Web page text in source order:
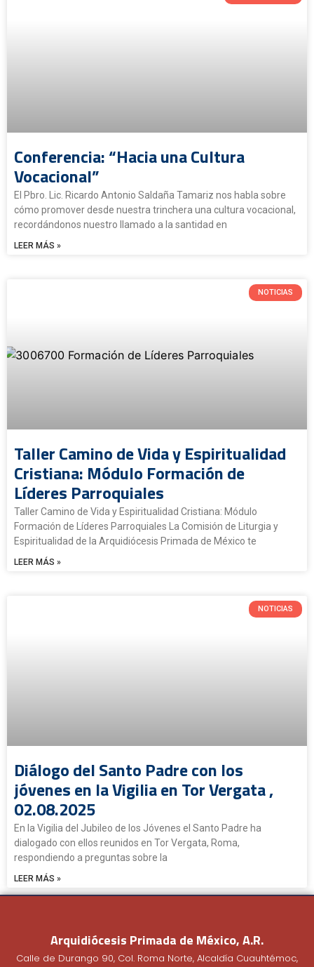
Conferencia: “Hacia una Cultura
Vocacional”
El Pbro. Lic. Ricardo Antonio Saldaña Tamariz nos habla sobre
cómo promover desde nuestra trinchera una cultura vocacional,
recordándonos nuestro llamado a la santidad en
LEER MÁS »
NOTICIAS
Taller Camino de Vida y Espiritualidad
Cristiana: Módulo Formación de
Líderes Parroquiales
Taller Camino de Vida y Espiritualidad Cristiana: Módulo
Formación de Líderes Parroquiales La Comisión de Liturgia y
Espiritualidad de la Arquidiócesis Primada de México te
LEER MÁS »
NOTICIAS
Diálogo del Santo Padre con los
jóvenes en la Vigilia en Tor Vergata ,
02.08.2025
En la Vigilia del Jubileo de los Jóvenes el Santo Padre ha
dialogado con ellos reunidos en Tor Vergata, Roma,
respondiendo a preguntas sobre la
LEER MÁS »
Arquidiócesis Primada de México, A.R.
Calle de Durango 90, Col. Roma Norte, Alcaldía Cuauhtémoc,